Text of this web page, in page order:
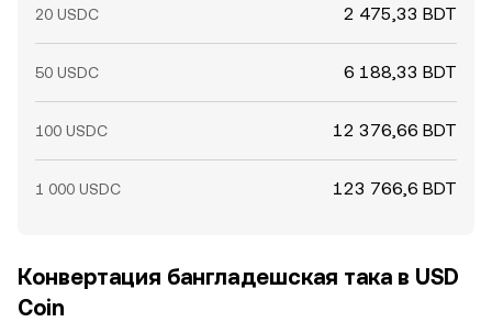
20 USDC 2 475,33 BDT
50 USDC 6 188,33 BDT
100 USDC 12 376,66 BDT
1 000 USDC 123 766,6 BDT
Конвертация бангладешская така в USD
Coin